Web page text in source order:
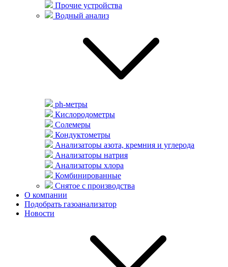
Прочие устройства
Водный анализ
ph-метры
Кислородометры
Солемеры
Кондуктометры
Анализаторы азота, кремния и углерода
Анализаторы натрия
Анализаторы хлора
Комбинированные
Снятое с производства
О компании
Подобрать газоанализатор
Новости